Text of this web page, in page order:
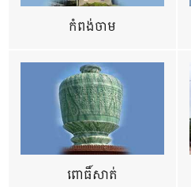
កំពង់ចាម
ពោធិ៍សាត់